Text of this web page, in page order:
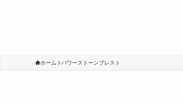
ホーム パワーストーンブレス